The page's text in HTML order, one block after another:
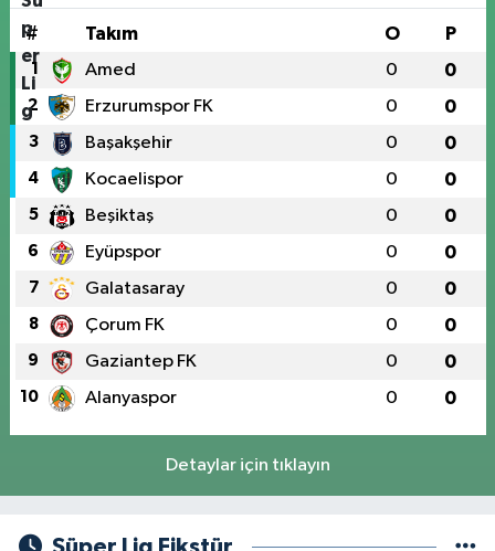
# Takım O P
1 Amed 0 0
2 Erzurumspor FK 0 0
3 Başakşehir 0 0
4 Kocaelispor 0 0
5 Beşiktaş 0 0
6 Eyüpspor 0 0
7 Galatasaray 0 0
8 Çorum FK 0 0
9 Gaziantep FK 0 0
10 Alanyaspor 0 0
Detaylar için tıklayın